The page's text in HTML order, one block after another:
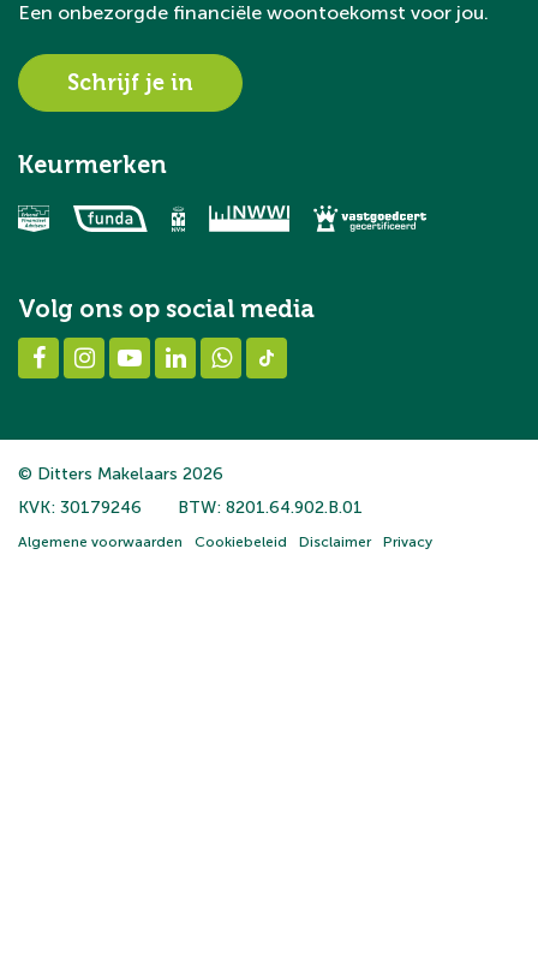
Een onbezorgde financiële woontoekomst voor jou.
Schrijf je in
Keurmerken
Volg ons op social media
© Ditters Makelaars 2026
KVK: 30179246
BTW: 8201.64.902.B.01
Algemene voorwaarden Cookiebeleid Disclaimer Privacy